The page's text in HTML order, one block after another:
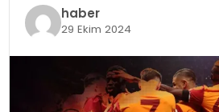
haber
29 Ekim 2024